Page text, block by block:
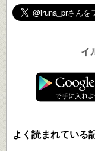
イ
よく読まれている